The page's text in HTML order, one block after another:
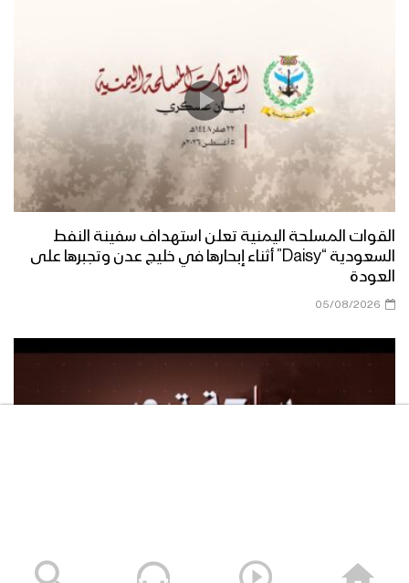
القوات المسلحة اليمنية تعلن استهداف سفينة النفط
السعودية “Daisy” أثناء إبحارها في خليج عدن وتجبرها على
العودة
05/08/2026
سلعة تبور – القول السديد 1448هـ